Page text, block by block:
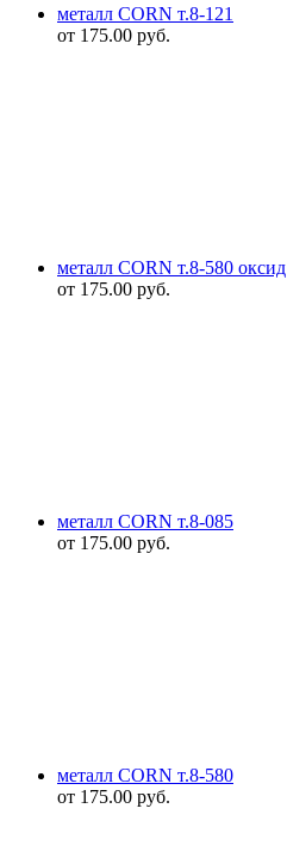
металл CORN т.8-121
от 175.00 руб.
металл CORN т.8-580 оксид
от 175.00 руб.
металл CORN т.8-085
от 175.00 руб.
металл CORN т.8-580
от 175.00 руб.